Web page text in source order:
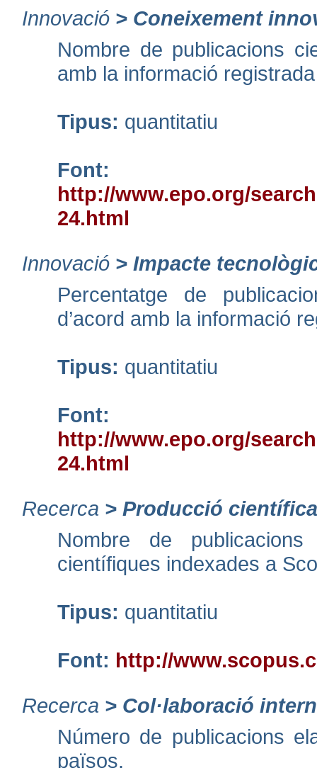
Innovació > Coneixement
Nombre de publicacions
amb la informació registrada
Tipus: quantitatiu
Font:
http://www.epo.org/
24.html
Innovació > Impacte
Percentatge de
d’acord amb la informació
Tipus: quantitatiu
Font:
http://www.epo.org/
24.html
Recerca > Producció científica
Nombre de
científiques indexades a
Tipus: quantitatiu
Font: http://
Recerca > Col·laboració
Número de publicacions
països.